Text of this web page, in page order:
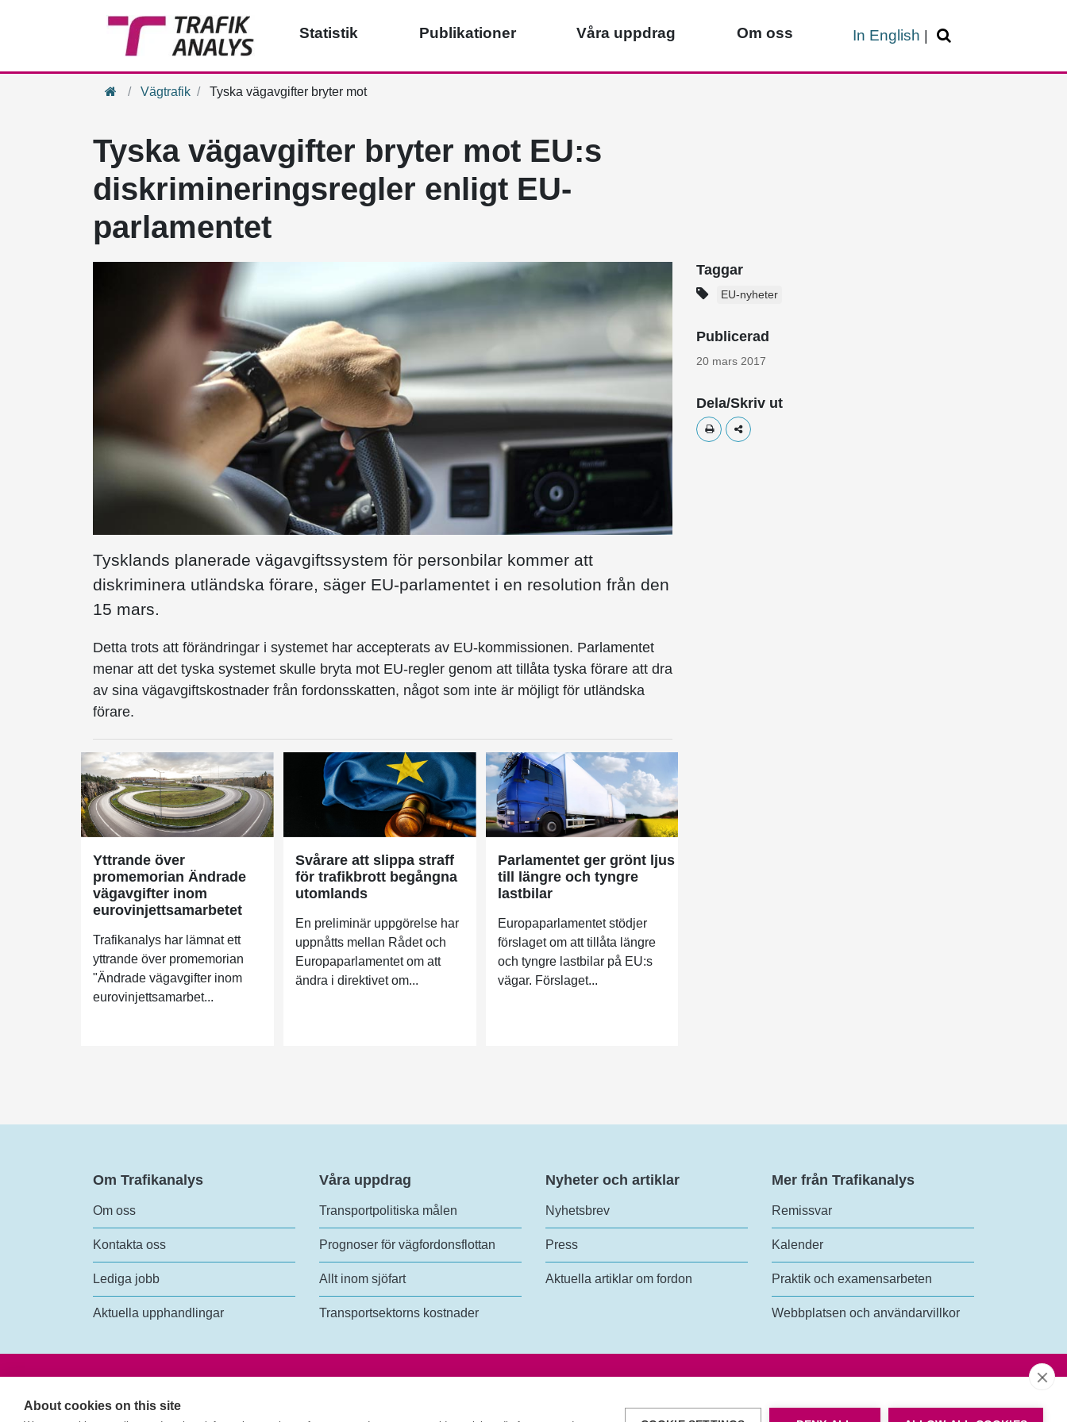
About cookies on this site
Statistik Publikationer Våra uppdrag Om oss In English
HemVägtrafik Tyska vägavgifter bryter mot
Tyska vägavgifter bryter mot EU:s
diskrimineringsregler enligt EU-
parlamentet
Tysklands planerade vägavgiftssystem för personbilar kommer att
diskriminera utländska förare, säger EU-parlamentet i en resolution från den
15 mars.
Detta trots att förändringar i systemet har accepterats av EU-kommissionen. Parlamentet
menar att det tyska systemet skulle bryta mot EU-regler genom att tillåta tyska förare att dra
av sina vägavgiftskostnader från fordonsskatten, något som inte är möjligt för utländska
förare.
Yttrande över
promemorian Ändrade
vägavgifter inom
eurovinjettsamarbetet
Trafikanalys har lämnat ett
yttrande över promemorian
"Ändrade vägavgifter inom
eurovinjettsamarbet...
Svårare att slippa straff
för trafikbrott begångna
utomlands
En preliminär uppgörelse har
uppnåtts mellan Rådet och
Europaparlamentet om att
ändra i direktivet om...
Parlamentet ger grönt ljus
till längre och tyngre
lastbilar
Europaparlamentet stödjer
förslaget om att tillåta längre
och tyngre lastbilar på EU:s
vägar. Förslaget...
Taggar
EU-nyheter
Publicerad
20 mars 2017
Dela/Skriv ut
Skriv utDela
Om Trafikanalys
Om oss
Kontakta oss
Lediga jobb
Aktuella upphandlingar
Våra uppdrag
Transportpolitiska målen
Prognoser för vägfordonsflottan
Allt inom sjöfart
Transportsektorns kostnader
Nyheter och artiklar
Nyhetsbrev
Press
Aktuella artiklar om fordon
Mer från Trafikanalys
Remissvar
Kalender
Praktik och examensarbeten
Webbplatsen och användarvillkor
trafikanalys@trafa.se